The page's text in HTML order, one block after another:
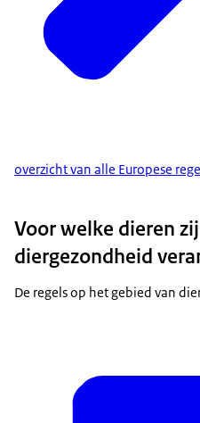
overzicht van alle Europese
Voor welke dieren
diergezondheid
De regels op het gebied van